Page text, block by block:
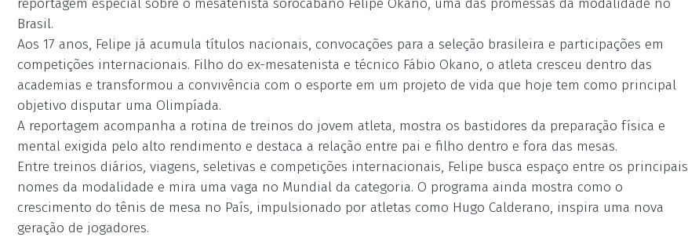
reportagem especial sobre o mesatenista sorocabano Felipe Okano, uma das promessas da modalidade no
Brasil.
Aos 17 anos, Felipe já acumula títulos nacionais, convocações para a seleção brasileira e participações em
competições internacionais. Filho do ex-mesatenista e técnico Fábio Okano, o atleta cresceu dentro das
academias e transformou a convivência com o esporte em um projeto de vida que hoje tem como principal
objetivo disputar uma Olimpíada.
A reportagem acompanha a rotina de treinos do jovem atleta, mostra os bastidores da preparação física e
mental exigida pelo alto rendimento e destaca a relação entre pai e filho dentro e fora das mesas.
Entre treinos diários, viagens, seletivas e competições internacionais, Felipe busca espaço entre os principais
nomes da modalidade e mira uma vaga no Mundial da categoria. O programa ainda mostra como o
crescimento do tênis de mesa no País, impulsionado por atletas como Hugo Calderano, inspira uma nova
geração de jogadores.